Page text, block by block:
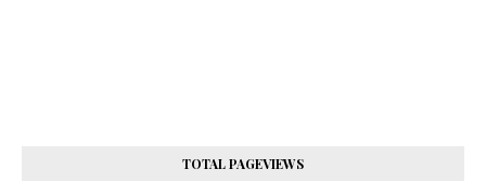
TOTAL PAGEVIEWS